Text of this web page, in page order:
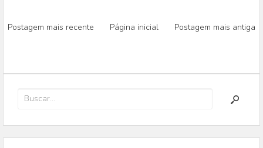
Postagem mais recente Página inicial Postagem mais antiga